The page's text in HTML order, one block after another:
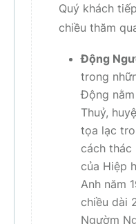
Quý khách
chiều thăm
Động
trong
Động
Thuỷ,
tọa lạc
cách thác
của Hiệp
Anh năm
chiều dài
Ngườm